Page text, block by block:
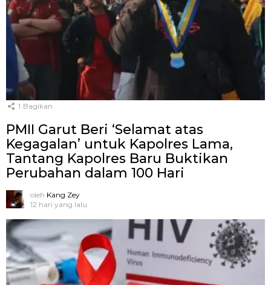
1 Bagikan
PMII Garut Beri ‘Selamat atas
Kegagalan’ untuk Kapolres Lama,
Tantang Kapolres Baru Buktikan
Perubahan dalam 100 Hari
oleh Kang Zey
12 hari yang lalu